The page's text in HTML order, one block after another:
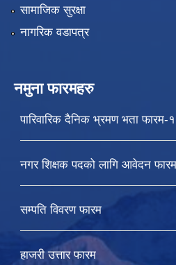
सामाजिक सुरक्षा
नागरिक वडापत्र
नमुना फारमहरु
पारिवारिक दैनिक भ्रमण भता फारम-
नगर शिक्षक पदको लागि आवेदन फारम
सम्पति विवरण फारम
हाजरी उत्तार फारम